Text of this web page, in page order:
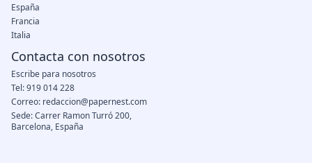
España
Francia
Italia
Contacta con nosotros
Escribe para nosotros
Tel: 919 014 228
Correo: redaccion@papernest.com
Sede: Carrer Ramon Turró 200,
Barcelona, España